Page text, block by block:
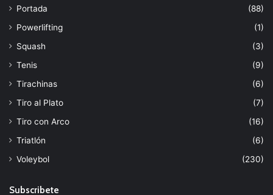
Portada
(88)
Powerlifting
(1)
Squash
(3)
Tenis
(9)
Tirachinas
(6)
Tiro al Plato
(7)
Tiro con Arco
(16)
Triatlón
(6)
Voleybol
(230)
Subscribete